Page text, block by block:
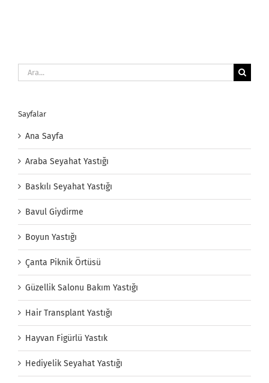
Ara:
Sayfalar
Ana Sayfa
Araba Seyahat Yastığı
Baskılı Seyahat Yastığı
Bavul Giydirme
Boyun Yastığı
Çanta Piknik Örtüsü
Güzellik Salonu Bakım Yastığı
Hair Transplant Yastığı
Hayvan Figürlü Yastık
Hediyelik Seyahat Yastığı